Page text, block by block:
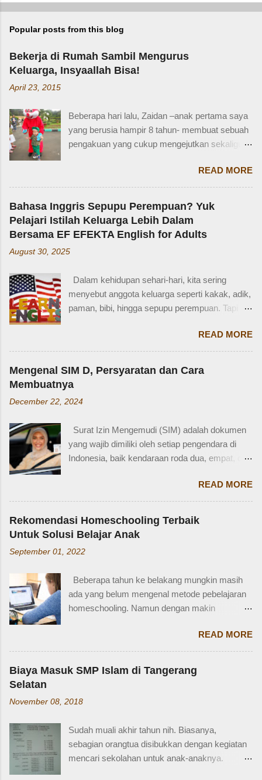
Popular posts from this blog
Bekerja di Rumah Sambil Mengurus
Keluarga, Insyaallah Bisa!
April 23, 2015
Beberapa hari lalu, Zaidan –anak pertama saya
yang berusia hampir 8 tahun- membuat sebuah
pengakuan yang cukup mengejutkan sekaligus
Zaidan: “Mi, waktu kakak kecil, kakak pernah
ditinggal beli sayur sama mba. Waktu itu
kakaknya lagi tidur. Terus kakak nangis. Sama
tetangga, kakak diajak main dan dipinjami
mainan.” Saya langsung memberondong Zaidan
dengan berbagai pertanyaan. Mbak yang
mana? Tetangga yang mana? Kejadiannya
tidak ingat detailnya. Ayau, mungkin juga dia
terkejut juga dengan reaksi saya. Bagaimana
tidak terkejut. Saya taksir usia Zaidan sekitar
Zaidan duduk di bangku TK, saya sudah tidak
bekerja di luar rumah. Meniggalkan anak usia
segitu, sendiri di rumah, tentu saja saya terkejut.
Memang beli sayur tak lama, 5 atau 10 menit
mungkin selesai kalau tidak antri. Tapi,
orang yang punya kese...
READ MORE
Bahasa Inggris Sepupu Perempuan? Yuk
Pelajari Istilah Keluarga Lebih Dalam
Bersama EF EFEKTA English for Adults
August 30, 2025
Dalam kehidupan sehari-hari, kita sering
menyebut anggota keluarga seperti kakak, adik,
paman, bibi, hingga sepupu perempuan. Tapi
bahasa Inggris? Salah satu contoh yang
menarik adalah bahasa Inggris sepupu
perempuan . Banyak orang mungkin tahu kata
"cousin", tapi tahukah kamu bahwa sepupu
female cousin? Memahami kosakata keluarga
percakapan santai, tetapi juga saat menulis,
traveling, bahkan dalam lingkungan kerja
internasional. Mengenal istilah keluarga akan
memperkenalkan diri atau menceritakan silsilah
keluarga. Contohnya, dalam bahasa Inggris:
Ayah = Father Ibu = Mother Kakak laki-laki =
Older brother Adik perempuan = Younger sister
Paman = Uncle Bibi = Aunt Sepupu perempuan
Seringkali, kita hanya menggunakan "cousin"
tanpa membed...
READ MORE
Mengenal SIM D, Persyaratan dan Cara
Membuatnya
December 22, 2024
Surat Izin Mengemudi (SIM) adalah dokumen
yang wajib dimiliki oleh setiap pengendara di
Indonesia, baik kendaraan roda dua, empat, dan
salah satunya adalah SIM D. Karena tidak
terlalu populer, banyak yang bertanya SIM D
untuk pengendara apa ya? Mengenal SIM D,
Persayaratan dan Cara Membuatnya
Berdasarkan webstite resmi humas.polri.go.id,
SIM D khusus dibuat untuk pengendara dengan
Disabiltas juga adalah manusia biasa yang
berhak berkendara untuk melakukan
aktifitasnya seperti mencari nafkah, menuntut
memfasilitasi dengan SIM khusus sesuai
dengan yang dibutuhkan. SIM D yang berlaku di
Indonesia dibagi menjadi dua macam yaitu SIM
SIM C, dan SIM D1 untuk pengendara mobil
dengan Perpol Nomor 5 Tahun 2021 mengenai
jenis SIM D yang belaku di Indonesia....
READ MORE
Rekomendasi Homeschooling Terbaik
Untuk Solusi Belajar Anak
September 01, 2022
Beberapa tahun ke belakang mungkin masih
ada yang belum mengenal metode pebelajaran
homeschooling. Namun dengan makin
ini, homeschooling jadi makin dikenal dan
bahkan diminati. Homeschooling merupakan
salah satu metode belajar yang sudah mulai tak
asing sekarang dan menjadi pilihan sebagian
Homeschooling adalah model pendidikan
punya tugas dan tanggung jawab penting
sebagai pengawas dan pemberi materi untuk
anak sesuai denagn minat, potensi dan bakat
READ MORE
Biaya Masuk SMP Islam di Tangerang
Selatan
November 08, 2018
Sudah muali akhir tahun nih. Biasanya,
sebagian orangtua disibukkan dengan kegiatan
mencari sekolahan untuk anak-anaknya.